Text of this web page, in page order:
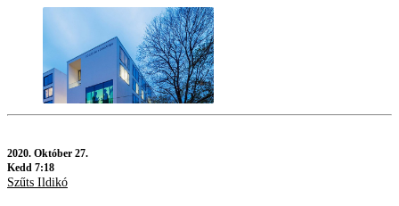
2020. Október 27.
Kedd 7:18
Szűts Ildikó